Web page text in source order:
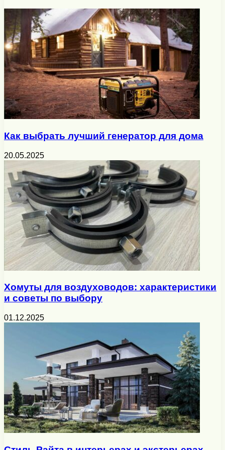
Как выбрать лучший генератор для дома
20.05.2025
Хомуты для воздуховодов: характеристики
и советы по выбору
01.12.2025